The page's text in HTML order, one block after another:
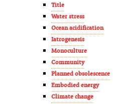
Title
Water stress
Ocean acidification
Iatrogenesis
Monoculture
Community
Planned obsolescence
Embodied energy
Climate change